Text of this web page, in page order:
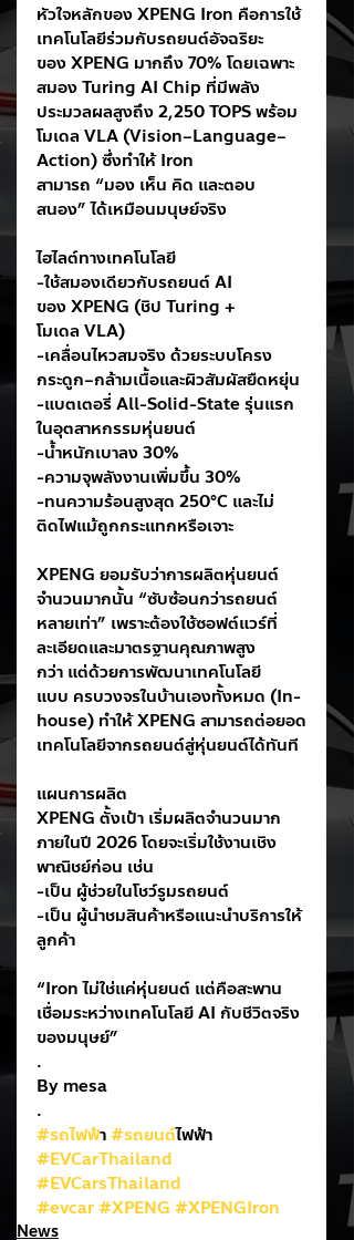
หัวใจหลักของ XPENG Iron คือการใช้
เทคโนโลยีร่วมกับรถยนต์อัจฉริยะ
ของ XPENG มากถึง 70% โดยเฉพาะ
สมอง Turing AI Chip ที่มีพลัง
ประมวลผลสูงถึง 2,250 TOPS พร้อม
โมเดล VLA (Vision–Language–
Action) ซึ่งทำให้ Iron
สามารถ “มอง เห็น คิด และตอบ
สนอง” ได้เหมือนมนุษย์จริง
ไฮไลต์ทางเทคโนโลยี
-ใช้สมองเดียวกับรถยนต์ AI
ของ XPENG (ชิป Turing +
โมเดล VLA)
-เคลื่อนไหวสมจริง ด้วยระบบโครง
กระดูก–กล้ามเนื้อและผิวสัมผัสยืดหยุ่น
-แบตเตอรี่ All-Solid-State รุ่นแรก
ในอุตสาหกรรมหุ่นยนต์
-น้ำหนักเบาลง 30%
-ความจุพลังงานเพิ่มขึ้น 30%
-ทนความร้อนสูงสุด 250°C และไม่
ติดไฟแม้ถูกกระแทกหรือเจาะ
XPENG ยอมรับว่าการผลิตหุ่นยนต์
จำนวนมากนั้น “ซับซ้อนกว่ารถยนต์
หลายเท่า” เพราะต้องใช้ซอฟต์แวร์ที่
ละเอียดและมาตรฐานคุณภาพสูง
กว่า แต่ด้วยการพัฒนาเทคโนโลยี
แบบ ครบวงจรในบ้านเองทั้งหมด (In-
house) ทำให้ XPENG สามารถต่อยอด
เทคโนโลยีจากรถยนต์สู่หุ่นยนต์ได้ทันที
แผนการผลิต
XPENG ตั้งเป้า เริ่มผลิตจำนวนมาก
ภายในปี 2026 โดยจะเริ่มใช้งานเชิง
พาณิชย์ก่อน เช่น
-เป็น ผู้ช่วยในโชว์รูมรถยนต์
-เป็น ผู้นำชมสินค้าหรือแนะนำบริการให้
ลูกค้า
“Iron ไม่ใช่แค่หุ่นยนต์ แต่คือสะพาน
เชื่อมระหว่างเทคโนโลยี AI กับชีวิตจริง
ของมนุษย์”
.
By mesa
.
#รถไฟฟ้า #รถยนต์ไฟฟ้า
#EVCarThailand
#EVCarsThailand
#evcar#XPENG #XPENGIron
News